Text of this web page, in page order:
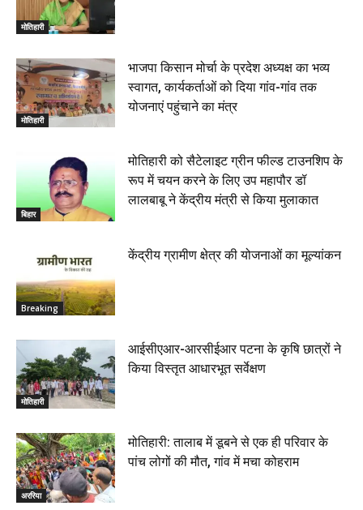
मोतिहारी
मोतिहारी
भाजपा किसान मोर्चा के प्रदेश अध्यक्ष का भव्य
स्वागत, कार्यकर्ताओं को दिया गांव-गांव तक
योजनाएं पहुंचाने का मंत्र
बिहार
मोतिहारी को सैटेलाइट ग्रीन फील्ड टाउनशिप के
रूप में चयन करने के लिए उप महापौर डॉ
लालबाबू ने केंद्रीय मंत्री से किया मुलाकात
Breaking
केंद्रीय ग्रामीण क्षेत्र की योजनाओं का मूल्यांकन
मोतिहारी
आईसीएआर-आरसीईआर पटना के कृषि छात्रों ने
किया विस्तृत आधारभूत सर्वेक्षण
अररिया
मोतिहारी: तालाब में डूबने से एक ही परिवार के
पांच लोगों की मौत, गांव में मचा कोहराम